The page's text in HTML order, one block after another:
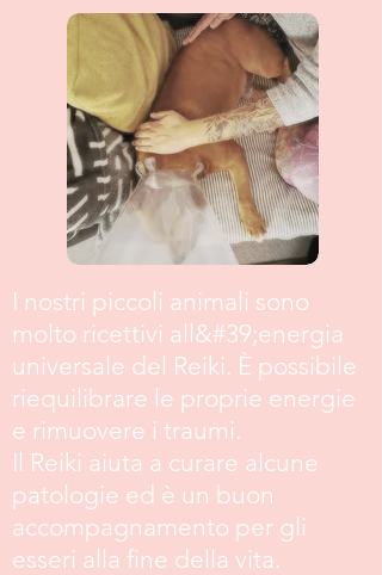
I nostri piccoli animali sono
molto ricettivi all&#39;energia
universale del Reiki. È possibile
riequilibrare le proprie energie
e rimuovere i traumi.
Il Reiki aiuta a curare alcune
patologie ed è un buon
accompagnamento per gli
esseri alla fine della vita.